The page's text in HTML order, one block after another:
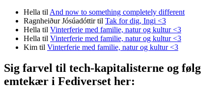
Hella til And now to something completely different
Ragnheiður Jósúadóttirtil Tak for dig, Ingi <3
Hella til Vinterferie med familie, natur og kultur <3
Hella til Vinterferie med familie, natur og kultur <3
Kim til Vinterferie med familie, natur og kultur <3
Sig farvel til tech-kapitalisterne og følg
emtekær i Fediverset her: